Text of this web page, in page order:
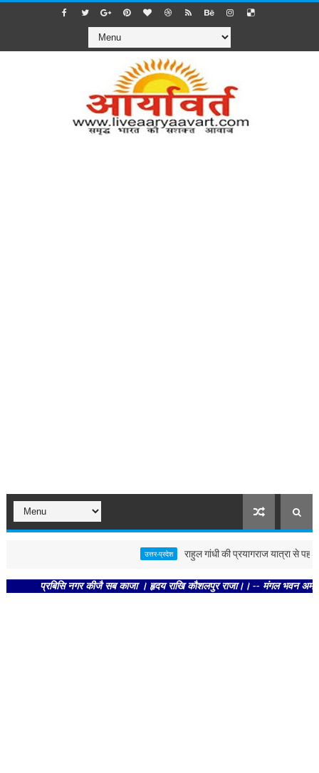
उत्तर-प्रदेश राहुल गांधी की प्रयागराज यात्रा से पहले
प्रबिसि नगर कीजै सब काजा । हृदय राखि कौशलपुर राजा।। -- मंगल भवन अमंगल